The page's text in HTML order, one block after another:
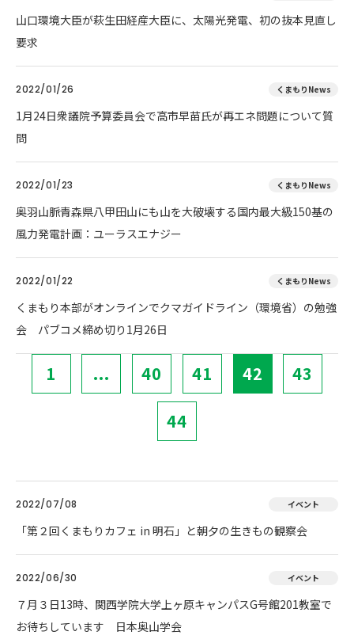
山口環境大臣が萩生田経産大臣に、太陽光発電、初の抜本見直し
要求
2022/01/26 くまもりNews
1月24日衆議院予算委員会で高市早苗氏が再エネ問題について質
問
2022/01/23 くまもりNews
奥羽山脈青森県八甲田山にも山を大破壊する国内最大級150基の
風力発電計画：ユーラスエナジー
2022/01/22 くまもりNews
くまもり本部がオンラインでクマガイドライン（環境省）の勉強
会 パブコメ締め切り1月26日
1 ... 40 41 42 43
44
2022/07/08 イベント
「第２回くまもりカフェ in 明石」と朝夕の生きもの観察会
2022/06/30 イベント
７月３日13時、関西学院大学上ヶ原キャンパスG号館201教室で
お待ちしています 日本奥山学会